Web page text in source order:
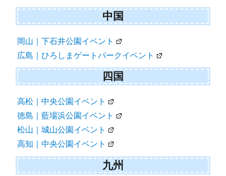
中国
岡山｜下石井公園イベント
広島｜ひろしまゲートパークイベント
四国
高松｜中央公園イベント
徳島｜藍場浜公園イベント
松山｜城山公園イベント
高知｜中央公園イベント
九州